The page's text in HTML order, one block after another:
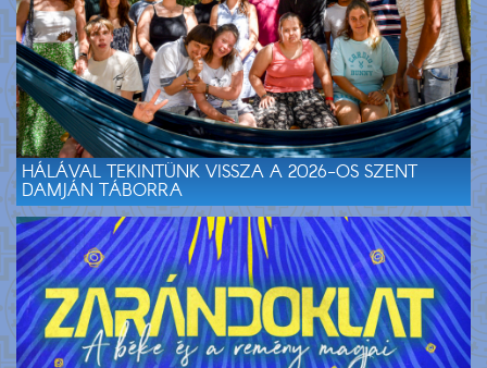
HÁLÁVAL TEKINTÜNK VISSZA A 2026-OS SZENT
DAMJÁN TÁBORRA